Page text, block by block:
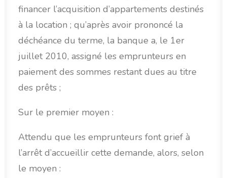
financer l’acquisition d’appartements destinés
à la location ; qu’après avoir prononcé la
déchéance du terme, la banque a, le 1er
juillet 2010, assigné les emprunteurs en
paiement des sommes restant dues au titre
des prêts ;
Sur le premier moyen :
Attendu que les emprunteurs font grief à
l’arrêt d’accueillir cette demande, alors, selon
le moyen :